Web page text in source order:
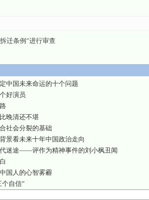
迁条例”进行审查
中国未来命运的十个问题
好演员
晚清还不堪
社会分裂的基础
景看未来十年中国政治走向
迷途——评作为精神事件的刘小枫丑闻
国人的心智雾霾
个自信”